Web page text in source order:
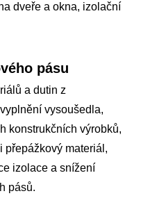
dveře a okna, izolační
pásu
a dutin z
vysoušedla,
konstrukčních výrobků,
přepážkový materiál,
izolace a snížení
pásů.